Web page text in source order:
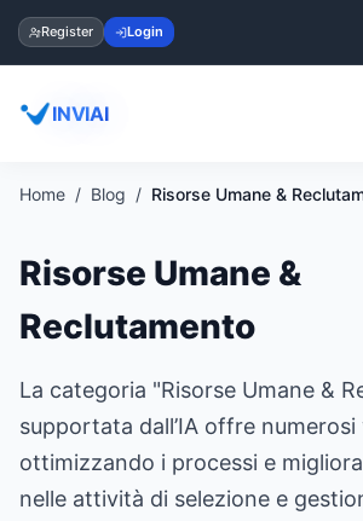
Register Login
INVIAI
Home Blog Risorse Umane &
Risorse Umane &
Reclutamento
La categoria "Risorse Umane &
supportata dall’IA offre
ottimizzando i processi e
nelle attività di selezione e